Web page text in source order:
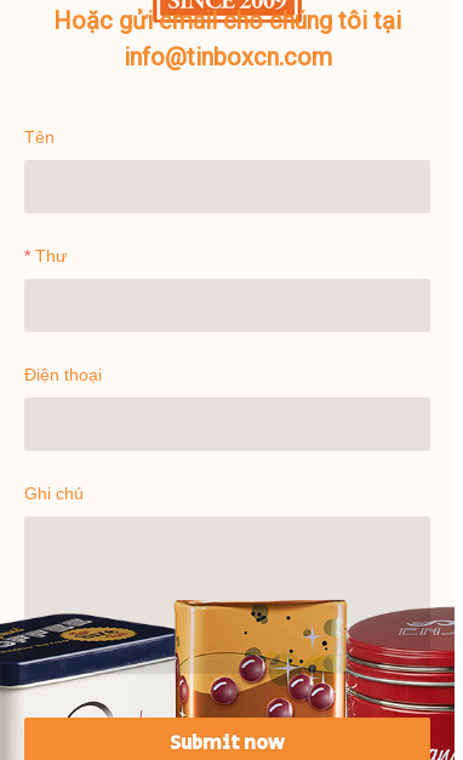
Hoặc gửi email cho chúng tôi tại
info@tinboxcn.com
Tên
Thư
Điện thoại
Ghi chú
Submit now